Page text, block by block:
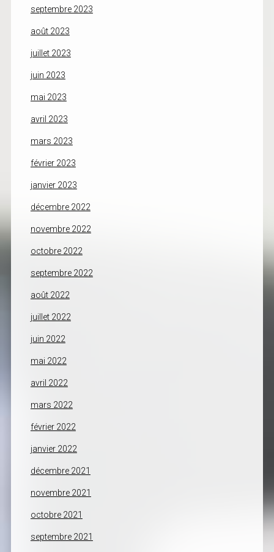
septembre 2023
août 2023
juillet 2023
juin 2023
mai 2023
avril 2023
mars 2023
février 2023
janvier 2023
décembre 2022
novembre 2022
octobre 2022
septembre 2022
août 2022
juillet 2022
juin 2022
mai 2022
avril 2022
mars 2022
février 2022
janvier 2022
décembre 2021
novembre 2021
octobre 2021
septembre 2021